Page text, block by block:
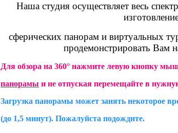
Наша студия осуществляет весь
сферических панорам и виртуальных
продемонстрировать Вам
Для обзора на 360° нажмите левую кнопку
панорамы и не отпуская перемещайте в
Загрузка панорамы может занять некоторое
(до 1,5 минут). Пожалуйста подождите.